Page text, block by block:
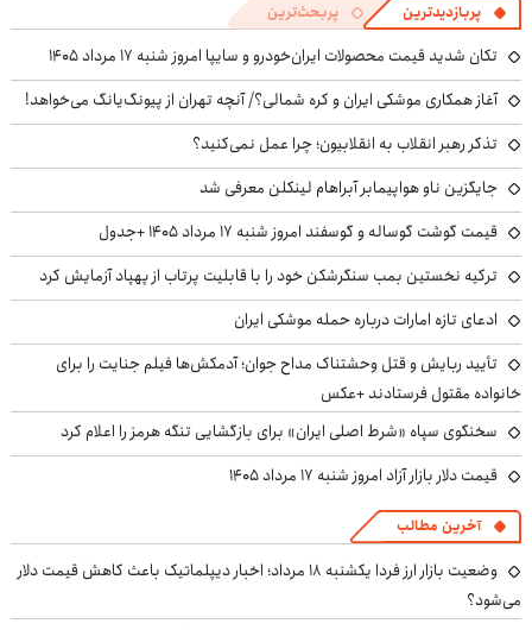
پربازدیدترین پربحث‌ترین
تکان شدید قیمت محصولات ایران‌خودرو و سایپا امروز شنبه ۱۷ مرداد ۱۴۰۵
آغاز همکاری موشکی ایران و کره شمالی؟/ آنچه تهران از پیونگ‌یانگ می‌خواهد!
تذکر رهبر انقلاب به انقلابیون؛ چرا عمل نمی‌کنید؟
جایگزین ناو هواپیمابر آبراهام لینکلن معرفی شد
قیمت گوشت گوساله و گوسفند امروز شنبه ۱۷ مرداد ۱۴۰۵ +جدول
ترکیه نخستین بمب سنگرشکن خود را با قابلیت پرتاب از پهپاد آزمایش کرد
ادعای تازه امارات درباره حمله موشکی ایران
تأیید ربایش و قتل وحشتناک مداح جوان؛ آدمکش‌ها فیلم جنایت را برای
خانواده مقتول فرستادند +عکس
سخنگوی سپاه «شرط اصلی ایران» برای بازگشایی تنگه هرمز را اعلام کرد
قیمت دلار بازار آزاد امروز شنبه ۱۷ مرداد ۱۴۰۵
آخرین مطالب
وضعیت بازار ارز فردا یکشنبه ۱۸ مرداد؛ اخبار دیپلماتیک باعث کاهش قیمت دلار
می‌شود؟